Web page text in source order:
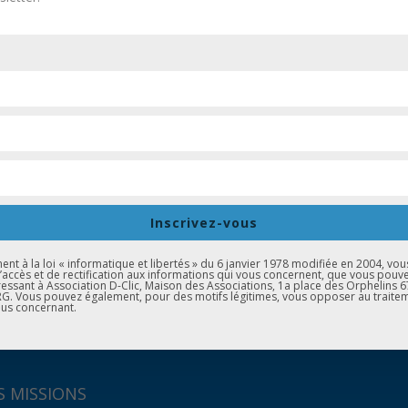
du Collège Erasme ont visité le Centre Européen de
Différentes possibilités de poursuite d’études pour
questions ont été posées lors de cette rencontre et les
et intéressant pour lequel nous remercions David Auzeine
MISSIONS
Inscrivez-vous
à la loi « informatique et libertés » du 6 janvier 1978 modifiée en 2004,
et de rectification aux informations qui vous concernent, que vous
à Association D-Clic, Maison des Associations, 1a place des Orphelins
Vous pouvez également, pour des motifs légitimes, vous opposer au
concernant.